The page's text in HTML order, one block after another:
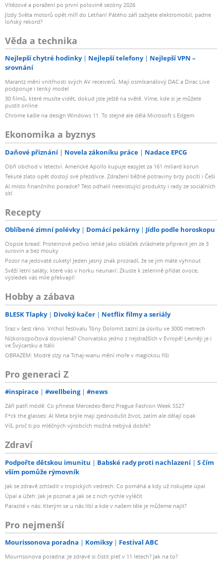
Vítězové a poražení po první polovině sezóny 2026
Jízdy Světa motorů opět míří do Letňan! Pátého září zažijete elektromobil, padne
loňský rekord?
Věda a technika
Nejlepší chytré hodinky Nejlepší telefony
Nejlepší VPN –
srovnání
Marantz mění vnitřnosti svých AV receiverů. Mají osmikanálový DAC a Dirac Live
podporuje i tenký model
30 filmů, které musíte vidět, dokud jste ještě na světě. Víme, kde si je můžete
pustit online
Chrome kašle na design Windows 11. To stejné ale dělá Microsoft s Edgem
Ekonomika a byznys
Daňové přiznání Novela zákoníku práce Nadace EPCG
Obří obchod v letectví. Americké Apollo kupuje easyJet za 161 miliard korun
Tekuté zlato opět dostojí své přezdívce. Zdražení běžné potraviny brzy pocítí i Češi
AI místo finančního poradce? Test odhalil neexistující produkty i rady ze sociálních
sítí
Recepty
Oblíbené zimní polévky Domácí pekárny Jídlo podle horoskopu
Oopsie bread: Proteinové pečivo lehké jako obláček zvládnete připravit jen ze 3
surovin a bez mouky
Pozor na jedovaté cukety! Jeden jasný znak prozradí, že se jim máte vyhnout
Svěží letní saláty, které vás v horku neunaví: Zkuste k zelenině přidat ovoce,
výsledek vás mile překvapí!
Hobby a zábava
BLESK Tlapky Divoký kačer Netflix filmy a seriály
Sraz v šest ráno. Vrchol festivalu Tóny Dolomit zazní za úsvitu ve 3000 metrech
Nízkorozpočtová dovolená? Chorvatsko jedno z nejdražších v Evropě! Levněji je i
ve Švýcarsku a Itálii
OBRAZEM: Modré slzy na Tchaj-wanu mění moře v magickou říši
Pro generaci Z
#inspirace #wellbeing #news
Září patří módě: Co přinese Mercedes-Benz Prague Fashion Week SS27
F*ck the glasses: AI Meta brýle mají zjednodušit život, zatím ale dělají opak
Víš, proč ti po mléčných výrobcích možná nebývá dobře?
Zdraví
Podpořte dětskou imunitu Babské rady proti nachlazení
S čím
vším pomůže rýmovník
Jak se zdravě zchladit v tropických vedrech: Co pomáhá a kdy už riskujete úpal
Úpal a úžeh: Jak je poznat a jak se z nich rychle vyléčit
Parazité v nás: Kterým se u nás líbí a kde v našem těle je můžeme najít?
Pro nejmenší
Mourissonova poradna Komiksy Festival ABC
Mourrisonova poradna: Je zdravé si čistit pleť v 11 letech? Jak na to?